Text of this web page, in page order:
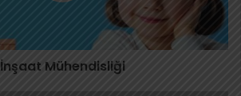
İnşaat Mühendisliği